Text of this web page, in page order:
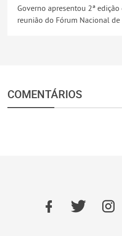
Governo apresentou 2ª
reunião do Fórum Nacional de
COMENTÁRIOS